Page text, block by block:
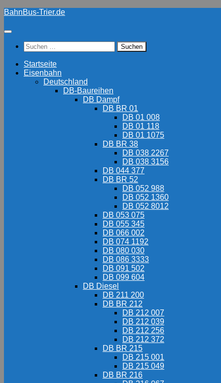
Zum
springen
BahnBus-Trier.de
Suchen
nach:
Startseite
Eisenbahn
Deutschland
DB-Baureihen
DB Dampf
DB BR 01
DB 01 008
DB 01 118
DB 01 1075
DB BR 38
DB 038 2267
DB 038 3156
DB 044 377
DB BR 52
DB 052 988
DB 052 1360
DB 052 8012
DB 053 075
DB 055 345
DB 066 002
DB 074 1192
DB 080 030
DB 086 3333
DB 091 502
DB 099 604
DB Diesel
DB 211 200
DB BR 212
DB 212 007
DB 212 039
DB 212 256
DB 212 372
DB BR 215
DB 215 001
DB 215 049
DB BR 216